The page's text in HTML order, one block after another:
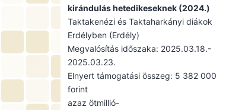
kirándulás hetedikeseknek (2024.)
Taktakenézi és Taktaharkányi diákok
Erdélyben (Erdély)
Megvalósítás időszaka: 2025.03.18.-
2025.03.23.
Elnyert támogatási összeg: 5 382 000
forint
azaz ötmillió-